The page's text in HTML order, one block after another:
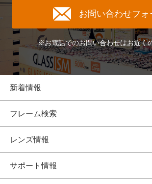
お問い合わせフォ
※お電話でのお問い合わせはお近く
新着情報
フレーム検索
レンズ情報
サポート情報